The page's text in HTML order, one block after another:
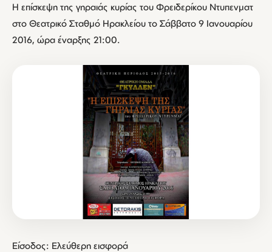
Η επίσκεψη της γηραιάς κυρίας του Φρειδερίκου Ντυπενματ
στο Θεατρικό Σταθμό Ηρακλείου το Σάββατο 9 Ιανουαρίου
2016, ώρα έναρξης 21:00.
Είσοδος: Ελεύθερη εισφορά